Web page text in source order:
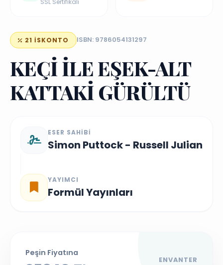
21 İSKONTO ISBN: 9786054131297
KEÇİ İLE EŞEK-ALT
KATTAKİ GÜRÜLTÜ
ESER SAHIBI
Simon Puttock - Russell Julian
YAYIMCI
Formül Yayınları
Peşin Fiyatına
ENVANTER